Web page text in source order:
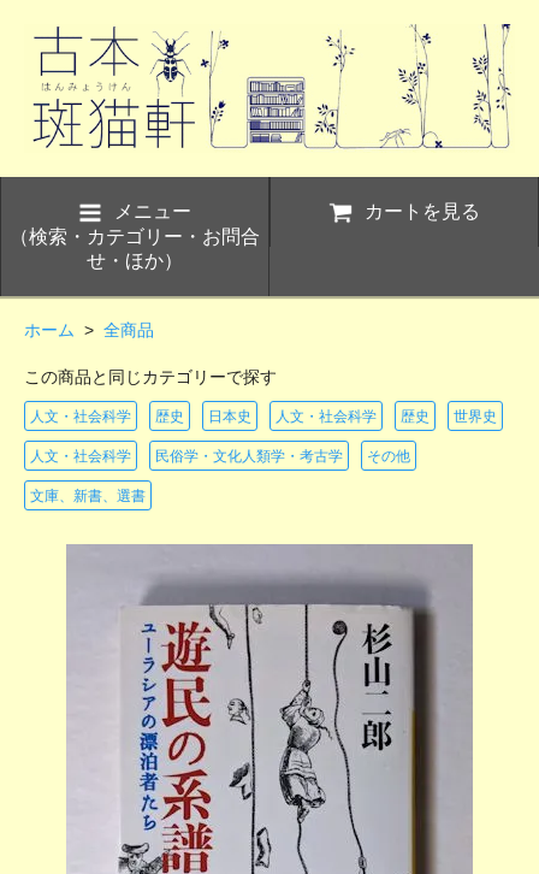
メニュー
（検索・カテゴリー・お問合
せ・ほか）
カートを見る
ホーム > 全商品
この商品と同じカテゴリーで探す
人文・社会科学 歴史 日本史 人文・社会科学 歴史 世界史
人文・社会科学 民俗学・文化人類学・考古学 その他
文庫、新書、選書